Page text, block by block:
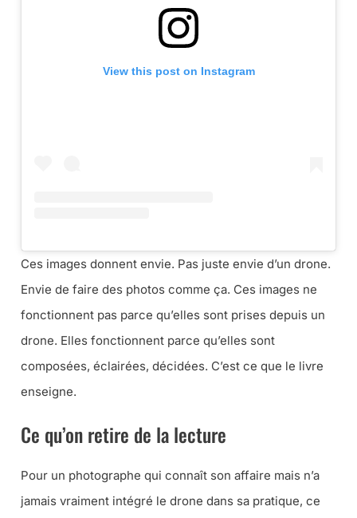
View this post on Instagram
Ces images donnent envie. Pas juste envie d’un drone.
Envie de faire des photos comme ça. Ces images ne
fonctionnent pas parce qu’elles sont prises depuis un
drone. Elles fonctionnent parce qu’elles sont
composées, éclairées, décidées. C’est ce que le livre
enseigne.
Ce qu’on retire de la lecture
Pour un photographe qui connaît son affaire mais n’a
jamais vraiment intégré le drone dans sa pratique, ce